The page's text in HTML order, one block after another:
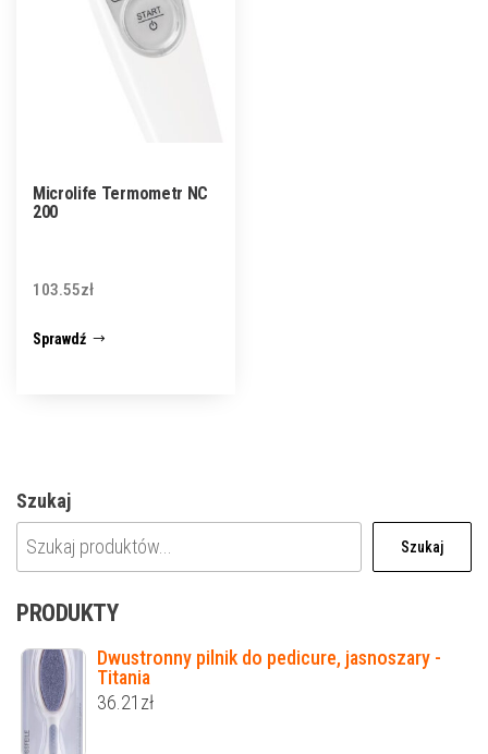
Microlife Termometr NC
200
103.55zł
Sprawdź
Szukaj
Szukaj
PRODUKTY
Dwustronny pilnik do pedicure, jasnoszary -
Titania
36.21 zł